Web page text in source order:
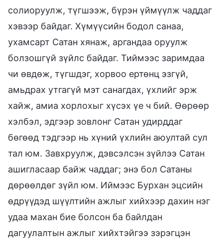
солиоруулж, түгшээж, бүрэн үймүүлж чаддаг
хэвээр байдаг. Хүмүүсийн бодол санаа,
ухамсарт Сатан хянаж, аргандаа оруулж
болзошгүй зүйлс байдаг. Тиймээс заримдаа
чи өвдөж, түгшдэг, хорвоо ертөнц эзгүй,
амьдрах утгагүй мэт санагдах, үхлийг эрж
хайж, амиа хорлохыг хүсэх үе ч бий. Өөрөөр
хэлбэл, эдгээр зовлонг Сатан удирддаг
бөгөөд тэдгээр нь хүний үхлийн аюултай сул
тал юм. Завхруулж, дэвсэлсэн зүйлээ Сатан
ашигласаар байж чаддаг; энэ бол Сатаны
дөрөөлдөг зүйл юм. Иймээс Бурхан эцсийн
өдрүүдэд шүүлтийн ажлыг хийхээр дахин нэг
удаа махан бие болсон ба байлдан
дагуулалтын ажлыг хийхтэйгээ зэрэгцэн